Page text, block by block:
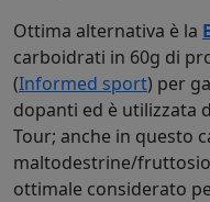
Ottima alternativa è la
carboidrati in 60g di
(Informed sport) per
dopanti ed è utilizzata
Tour; anche in questo
maltodestrine/
ottimale considerato